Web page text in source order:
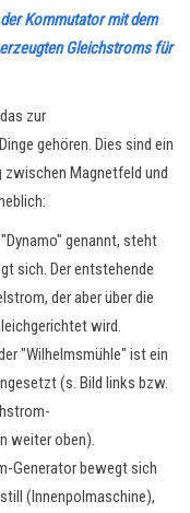
Kommutator mit dem
Gleichstroms für
zur
gehören. Dies sind ein
zwischen Magnetfeld und
genannt, steht
sich. Der entstehende
der aber über die
wird.
"Wilhelmsmühle" ist ein
(s. Bild links bzw.
weiter oben).
Generator bewegt sich
(Innenpolmaschine),